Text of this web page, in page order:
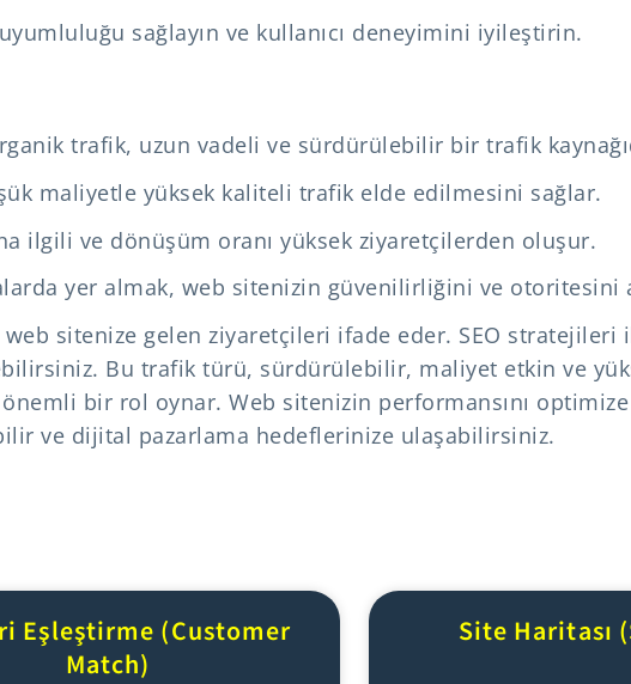
uyumluluğu sağlayın ve kullanıcı deneyimini iyileştirin.
trafik, uzun vadeli ve sürdürülebilir bir trafik
maliyetle yüksek kaliteli trafik elde edilmesini sağlar.
ilgili ve dönüşüm oranı yüksek ziyaretçilerden oluşur.
yer almak, web sitenizin güvenilirliğini ve otoritesini
sitenize gelen ziyaretçileri ifade eder. SEO stratejileri
Bu trafik türü, sürdürülebilir, maliyet etkin ve
bir rol oynar. Web sitenizin performansını
ve dijital pazarlama hedeflerinize ulaşabilirsiniz.
Eşleştirme (Customer
Match)
Site Haritası